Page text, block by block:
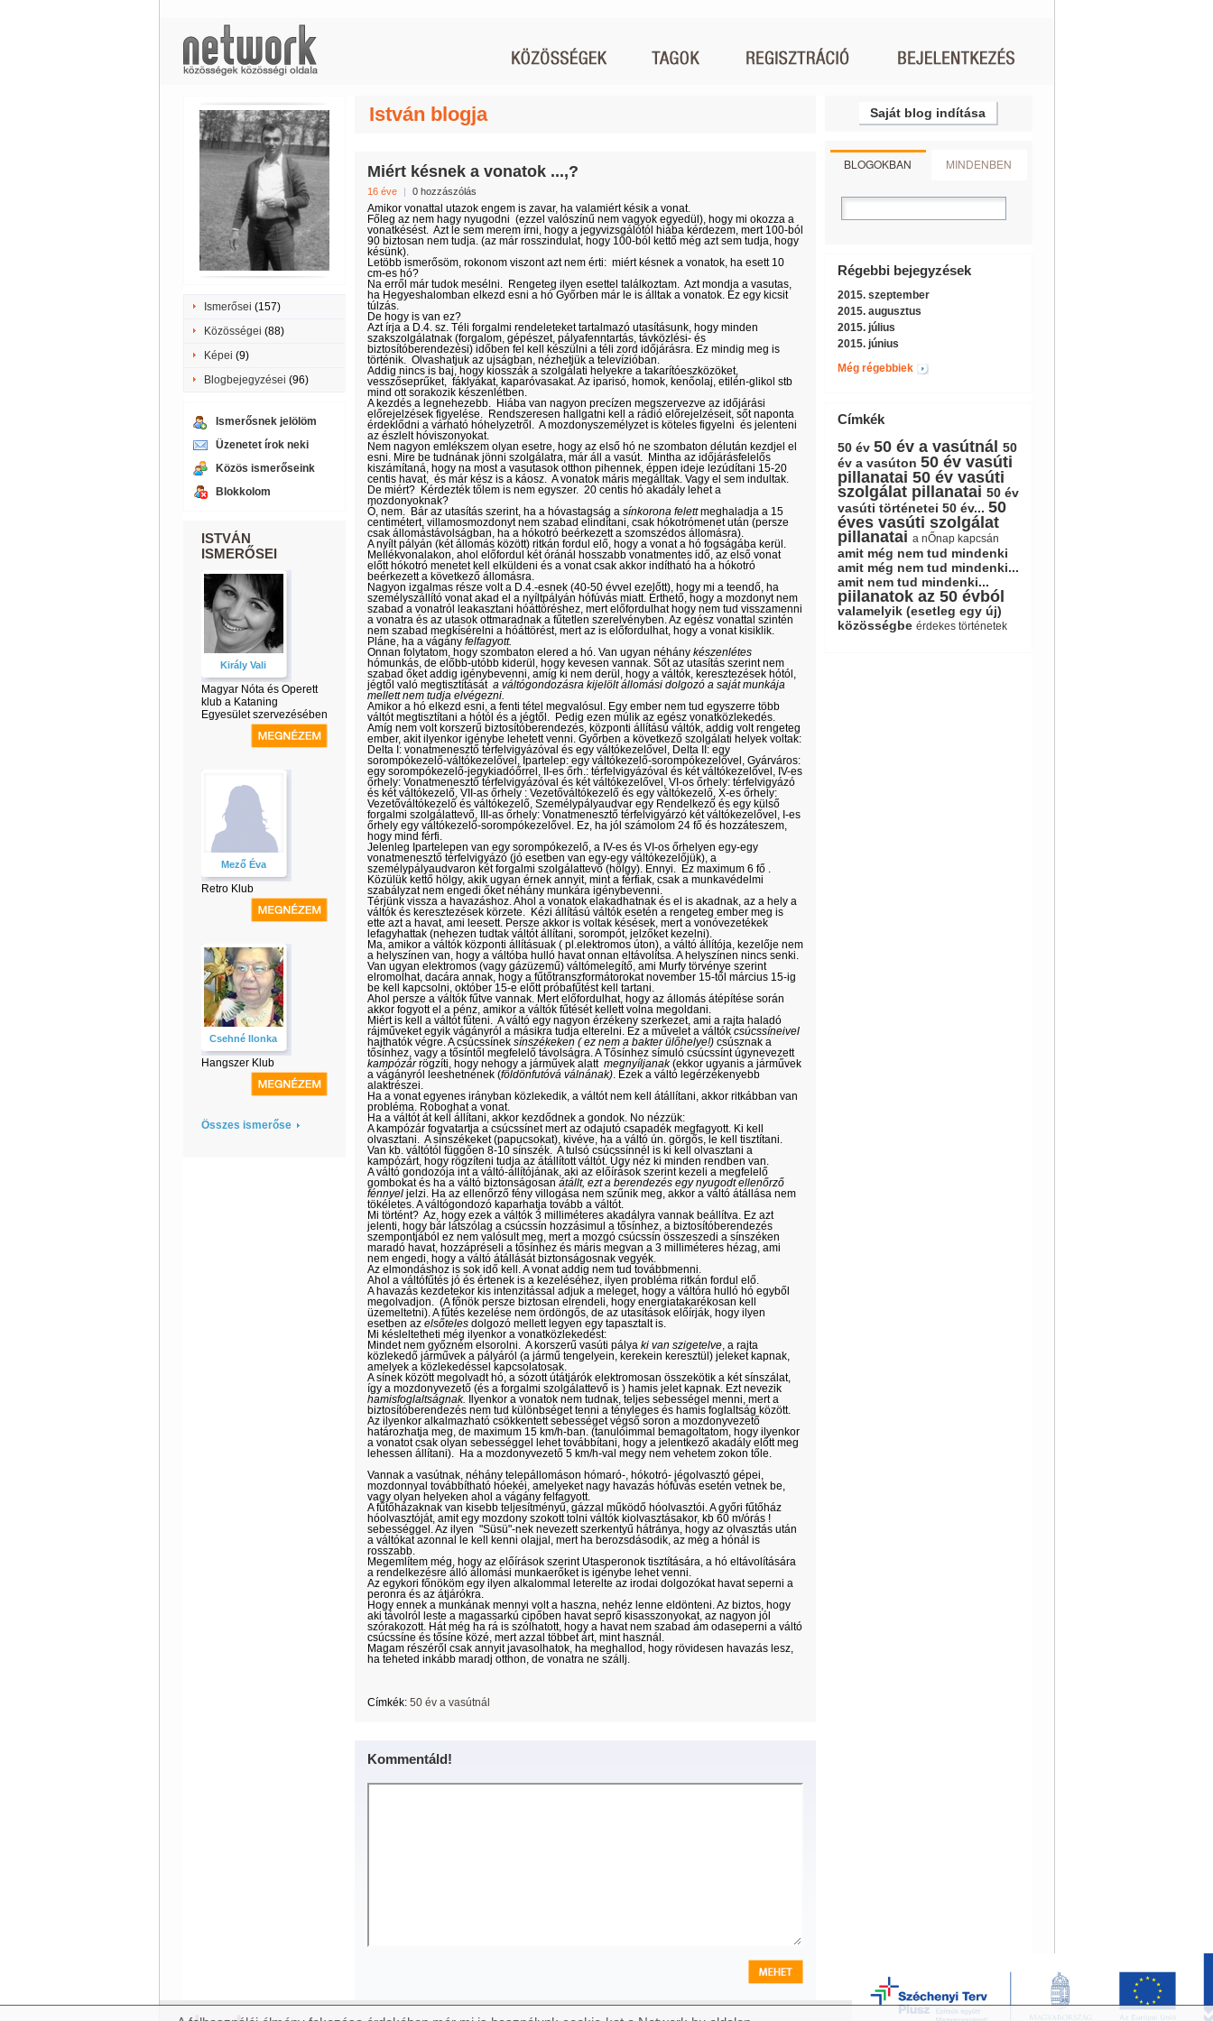
Ismerősei (157)
Közösségei (88)
Képei (9)
Blogbejegyzései (96)
Ismerősnek jelölöm
Üzenetet írok neki
Közös ismerőseink
Blokkolom
ISTVÁN
ISMERŐSEI
Király Vali
Magyar Nóta és Operett
klub a Kataning
Egyesület szervezésében
Mező Éva
Retro Klub
Csehné Ilonka
Hangszer Klub
Összes ismerőse
István blogja
Miért késnek a vonatok ...,?
16 éve | 0 hozzászólás
Amikor vonattal utazok engem is zavar, ha valamiért késik a vonat.
Főleg az nem hagy nyugodni (ezzel valószínű nem vagyok egyedül), hogy mi okozza a
vonatkésést. Azt le sem merem írni, hogy a jegyvizsgálótól hiába kérdezem, mert 100-ból
90 biztosan nem tudja. (az már rosszindulat, hogy 100-ból kettő még azt sem tudja, hogy
késünk).
Letöbb ismerősöm, rokonom viszont azt nem érti: miért késnek a vonatok, ha esett 10
cm-es hó?
Na erről már tudok mesélni. Rengeteg ilyen esettel találkoztam. Azt mondja a vasutas,
ha Hegyeshalomban elkezd esni a hó Győrben már le is álltak a vonatok. Ez egy kicsit
túlzás.
De hogy is van ez?
Azt írja a D.4. sz. Téli forgalmi rendeleteket tartalmazó utasításunk, hogy minden
szakszolgálatnak (forgalom, gépészet, pályafenntartás, távközlési- és
biztosítóberendezési) időben fel kell készülni a téli zord időjárásra. Ez mindig meg is
történik. Olvashatjuk az ujságban, nézhetjük a televízióban.
Addig nincs is baj, hogy kiosszák a szolgálati helyekre a takarítóeszközöket,
vesszőseprűket, fáklyákat, kaparóvasakat. Az iparisó, homok, kenőolaj, etilén-glikol stb
mind ott sorakozik készenlétben.
A kezdés a legnehezebb. Hiába van nagyon precízen megszervezve az időjárási
előrejelzések figyelése. Rendszeresen hallgatni kell a rádió előrejelzéseit, sőt naponta
érdeklődni a várható hóhelyzetről. A mozdonyszemélyzet is köteles figyelni és jelenteni
az észlelt hóviszonyokat.
Nem nagyon emlékszem olyan esetre, hogy az első hó ne szombaton délután kezdjel el
esni. Mire be tudnának jönni szolgálatra, már áll a vasút. Mintha az időjárásfelelős
kiszámítaná, hogy na most a vasutasok otthon pihennek, éppen ideje lezúdítani 15-20
centis havat, és már kész is a káosz. A vonatok máris megálltak. Vagy el sem indultak.
De miért? Kérdezték tőlem is nem egyszer. 20 centis hó akadály lehet a
mozdonyoknak?
Ó, nem. Bár az utasítás szerint, ha a hóvastagság a sínkorona felettmeghaladja a 15
centimétert, villamosmozdonyt nem szabad elindítani, csak hókotrómenet után (persze
csak állomástávolságban, ha a hókotró beérkezett a szomszédos állomásra).
A nyílt pályán (két állomás között) ritkán fordul elő, hogy a vonat a hó fogságába kerül.
Mellékvonalakon, ahol előfordul két óránál hosszabb vonatmentes idő, az első vonat
előtt hókotró menetet kell elküldeni és a vonat csak akkor indítható ha a hókotró
beérkezett a következő állomásra.
Nagyon izgalmas része volt a D.4.-esnek (40-50 évvel ezelőtt), hogy mi a teendő, ha
személyszállító vonat akad el a nyíltpályán hófúvás miatt. Érthető, hogy a mozdonyt nem
szabad a vonatról leakasztani hóáttöréshez, mert előfordulhat hogy nem tud visszamenni
a vonatra és az utasok ottmaradnak a fűtetlen szerelvényben. Az egész vonattal szintén
nem szabad megkísérelni a hóáttörést, mert az is előfordulhat, hogy a vonat kisiklik.
Pláne, ha a vágány felfagyott.
Onnan folytatom, hogy szombaton elered a hó. Van ugyan néhány készenlétes
hómunkás, de előbb-utóbb kiderül, hogy kevesen vannak. Sőt az utasítás szerint nem
szabad őket addig igénybevenni, amíg ki nem derül, hogy a váltók, keresztezések hótól,
jégtől való megtisztítását a váltógondozásra kijelölt állomási dolgozó a saját munkája
mellett nem tudja elvégezni.
Amikor a hó elkezd esni, a fenti tétel megvalósul. Egy ember nem tud egyszerre több
váltót megtisztítani a hótól és a jégtől. Pedig ezen múlik az egész vonatközlekedés.
Amíg nem volt korszerű biztosítóberendezés, központi állítású váltók, addig volt rengeteg
ember, akit ilyenkor igénybe lehetett venni. Győrben a következő szolgálati helyek voltak:
Delta I: vonatmenesztő térfelvigyázóval és egy váltókezelővel, Delta II: egy
sorompókezelő-váltókezelővel, Ipartelep: egy váltókezelő-sorompókezelővel, Gyárváros:
egy sorompókezelő-jegykiadóőrrel, II-es őrh.: térfelvigyázóval és két váltókezelővel, IV-es
őrhely: Vonatmenesztő térfelvigyázóval és két váltókezelővel, VI-os őrhely: térfelvigyázó
és két váltókezelő, VII-as őrhely : Vezetőváltókezelő és egy váltókezelő, X-es őrhely:
Vezetőváltókezelő és váltókezelő, Személypályaudvar egy Rendelkező és egy külső
forgalmi szolgálattevő, III-as őrhely: Vonatmenesztő térfelvigyárzó két váltókezelővel, I-es
őrhely egy váltókezelő-sorompókezelővel. Ez, ha jól számolom 24 fő és hozzáteszem,
hogy mind férfi.
Jelenleg Ipartelepen van egy sorompókezelő, a IV-es és VI-os őrhelyen egy-egy
vonatmenesztő térfelvigyázó (jó esetben van egy-egy váltókezelőjük), a
személypályaudvaron két forgalmi szolgálattevő (hölgy). Ennyi. Ez maximum 6 fő .
Közülük kettő hölgy, akik ugyan érnek annyit, mint a férfiak, csak a munkavédelmi
szabályzat nem engedi őket néhány munkára igénybevenni.
Térjünk vissza a havazáshoz. Ahol a vonatok elakadhatnak és el is akadnak, az a hely a
váltók és keresztezések körzete. Kézi állítású váltók esetén a rengeteg ember meg is
ette azt a havat, ami leesett. Persze akkor is voltak késések, mert a vonóvezetékek
lefagyhattak (nehezen tudtak váltót állítani, sorompót, jelzőket kezelni).
Ma, amikor a váltók központi állításuak ( pl.elektromos úton), a váltó állítója, kezelője nem
a helyszínen van, hogy a váltóba hulló havat onnan eltávolítsa. A helyszínen nincs senki.
Van ugyan elektromos (vagy gázüzemű) váltómelegítő, ami Murfy törvénye szerint
elromolhat, dacára annak, hogy a fűtőtranszformátorokat november 15-től március 15-ig
be kell kapcsolni, október 15-e előtt próbafűtést kell tartani.
Ahol persze a váltók fűtve vannak. Mert előfordulhat, hogy az állomás átépítése során
akkor fogyott el a pénz, amikor a váltók fűtését kellett volna megoldani.
Miért is kell a váltót fűteni. A váltó egy nagyon érzékeny szerkezet, ami a rajta haladó
rájműveket egyik vágányról a másikra tudja elterelni. Ez a művelet a váltók csúcssíneivel
hajthatók végre. A csúcssínek sínszékeken ( ez nem a bakter ülőhelye!) csúsznak a
tősínhez, vagy a tősíntől megfelelő távolságra. A Tősínhez símuló csúcssínt úgynevezett
kampózárrögzíti, hogy nehogy a járművek alatt megnyíljanak(ekkor ugyanis a járművek
a vágányról leeshetnének (földönfutóvá válnának). Ezek a váltó legérzékenyebb
alaktrészei.
Ha a vonat egyenes irányban közlekedik, a váltót nem kell átállítani, akkor ritkábban van
probléma. Roboghat a vonat.
Ha a váltót át kell állítani, akkor kezdődnek a gondok. No nézzük:
A kampózár fogvatartja a csúcssínet mert az odajutó csapadék megfagyott. Ki kell
olvasztani. A sínszékeket (papucsokat), kivéve, ha a váltó ún. görgős, le kell tisztítani.
Van kb. váltótól függően 8-10 sínszék. A tulsó csúcssínnél is ki kell olvasztani a
kampózárt, hogy rögzíteni tudja az átállított váltót. Úgy néz ki minden rendben van.
A váltó gondozója int a váltó-állítójának, aki az előírások szerint kezeli a megfelelő
gombokat és ha a váltó biztonságosan átállt, ezt a berendezés egy nyugodt ellenőrző
fénnyeljelzi. Ha az ellenőrző fény villogása nem szűnik meg, akkor a váltó átállása nem
tökéletes. A váltógondozó kaparhatja tovább a váltót.
Mi történt? Az, hogy ezek a váltók 3 milliméteres akadályra vannak beállítva. Ez azt
jelenti, hogy bár látszólag a csúcssín hozzásimul a tősínhez, a biztosítóberendezés
szempontjából ez nem valósult meg, mert a mozgó csúcssín összeszedi a sínszéken
maradó havat, hozzápréseli a tősínhez és máris megvan a 3 milliméteres hézag, ami
nem engedi, hogy a váltó átállását biztonságosnak vegyék.
Az elmondáshoz is sok idő kell. A vonat addig nem tud továbbmenni.
Ahol a váltófűtés jó és értenek is a kezeléséhez, ilyen probléma ritkán fordul elő.
A havazás kezdetekor kis intenzitással adjuk a meleget, hogy a váltóra hulló hó egyből
megolvadjon. (A főnök persze biztosan elrendeli, hogy energiatakarékosan kell
üzemeltetni). A fűtés kezelése nem ördöngős, de az utasítások előírják, hogy ilyen
esetben az elsőteles dolgozó mellett legyen egy tapasztalt is.
Mi késleltetheti még ilyenkor a vonatközlekedést:
Mindet nem győzném elsorolni. A korszerű vasúti pálya ki van szigetelve, a rajta
közlekedő járművek a pályáról (a jármű tengelyein, kerekein keresztül) jeleket kapnak,
amelyek a közlekedéssel kapcsolatosak.
A sínek között megolvadt hó, a sózott útátjárók elektromosan összekötik a két sínszálat,
így a mozdonyvezető (és a forgalmi szolgálattevő is ) hamis jelet kapnak. Ezt nevezik
hamisfoglaltságnak. Ilyenkor a vonatok nem tudnak, teljes sebességel menni, mert a
biztosítóberendezés nem tud különbséget tenni a tényleges és hamis foglaltság között.
Az ilyenkor alkalmazható csökkentett sebességet végső soron a mozdonyvezető
határozhatja meg, de maximum 15 km/h-ban. (tanulóimmal bemagoltatom, hogy ilyenkor
a vonatot csak olyan sebességgel lehet továbbítani, hogy a jelentkező akadály előtt meg
lehessen állítani). Ha a mozdonyvezető 5 km/h-val megy nem vehetem zokon tőle.
Vannak a vasútnak, néhány telepállomáson hómaró-, hókotró- jégolvasztó gépei,
mozdonnyal továbbítható hóekéi, amelyeket nagy havazás hófúvás esetén vetnek be,
vagy olyan helyeken ahol a vágány felfagyott.
A fűtőházaknak van kisebb teljesítményű, gázzal működő hóolvasztói. A győri fűtőház
hóolvasztóját, amit egy mozdony szokott tolni váltók kiolvasztásakor, kb 60 m/órás !
sebességgel. Az ilyen "Süsü"-nek nevezett szerkentyű hátránya, hogy az olvasztás után
a váltókat azonnal le kell kenni olajjal, mert ha berozsdásodik, az még a hónál is
rosszabb.
Megemlítem még, hogy az előírások szerint Utasperonok tisztítására, a hó eltávolítására
a rendelkezésre álló állomási munkaerőket is igénybe lehet venni.
Az egykori főnököm egy ilyen alkalommal leterelte az irodai dolgozókat havat seperni a
peronra és az átjárókra.
Hogy ennek a munkának mennyi volt a haszna, nehéz lenne eldönteni. Az biztos, hogy
aki távolról leste a magassarkú cipőben havat seprő kisasszonyokat, az nagyon jól
szórakozott. Hát még ha rá is szólhatott, hogy a havat nem szabad ám odaseperni a váltó
csúcssíne és tősíne közé, mert azzal többet árt, mint használ.
Magam részéről csak annyit javasolhatok, ha meghallod, hogy rövidesen havazás lesz,
ha teheted inkább maradj otthon, de vonatra ne szállj.
Címkék: 50 év a vasútnál
Kommentáld!
Saját blog indítása
BLOGOKBAN MINDENBEN
Régebbi bejegyzések
2015. szeptember
2015. augusztus
2015. július
2015. június
Még régebbiek
Címkék
50 év 50 év a vasútnál
50
év a vasúton 50 év vasúti
pillanatai 50 év vasúti
szolgálat pillanatai 50 év
vasúti történetei 50 év... 50
éves vasúti szolgálat
pillanatai a nŐnap kapcsán
amit még nem tud mindenki
amit még nem tud mindenki...
amit nem tud mindenki...
piilanatok az 50 évból
valamelyik (esetleg egy új)
közösségbe érdekes történetek